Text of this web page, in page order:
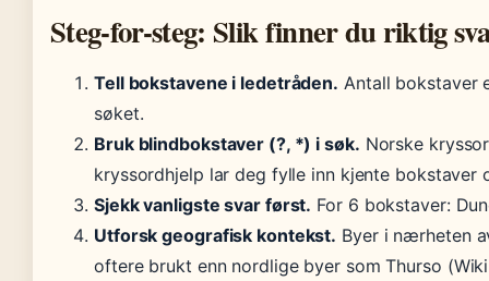
Steg-for-steg: Slik finner du riktig
Tell bokstavene i ledetråden. Antall bokstaver
søket.
Bruk blindbokstaver (?, *) i søk. Norske
kryssordhjelp lar deg fylle inn kjente bokstaver
Sjekk vanligste svar først. For 6 bokstaver:
Utforsk geografisk kontekst. Byer i nærheten
oftere brukt enn nordlige byer som Thurso